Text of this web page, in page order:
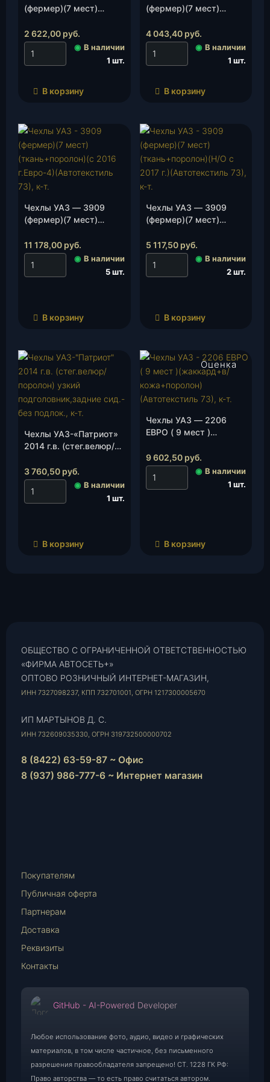
(фермер)(7 мест)
(Автотекстиль 73), к-т.
2 622,00 руб.
◉ В наличии
1 шт.
В корзину
(фермер)(7 мест)
(Автотекстиль 73), к-т.
4 043,40 руб.
◉ В наличии
1 шт.
В корзину
Чехлы УАЗ — 3909
(фермер)(7 мест)
2016 г.Евро-4)
(Автотекстиль 73), к-т.
11 178,00 руб.
◉ В наличии
5 шт.
В корзину
Чехлы УАЗ — 3909
(фермер)(7 мест)
2017 г.)(Автотекстиль
73), к-т.
5 117,50 руб.
◉ В наличии
2 шт.
В корзину
Чехлы УАЗ-«Патриот»
2014 г.в. (стег.велюр/
подголовник,задние
сид.-без подлок., к-т.
3 760,50 руб.
◉ В наличии
1 шт.
В корзину
Чехлы УАЗ — 2206
ЕВРО ( 9 мест )
кожа+поролон)
(Автотекстиль 73), к-т.
Оценка
4.00из 5
9 602,50 руб.
◉ В наличии
1 шт.
В корзину
ОБЩЕСТВО С ОГРАНИЧЕННОЙ ОТВЕТСТВЕННОСТЬЮ
«ФИРМА АВТОСЕТЬ+»
ОПТОВО РОЗНИЧНЫЙ ИНТЕРНЕТ-МАГАЗИН,
ИНН 7327098237, КПП 732701001, ОГРН 1217300005670
ИП МАРТЫНОВ Д. С.
ИНН 732609035330, ОГРН 319732500000702
8 (8422) 63-59-87 ~ Офис
8 (937) 986-777-6 ~ Интернет магазин
Mail
Покупателям
Публичная оферта
Партнерам
Доставка
Реквизиты
Контакты
GitHub - AI-Powered Developer
Любое использование фото, аудио, видео и графических
материалов, в том числе частичное, без письменного
разрешения правообладателя запрещено! СТ. 1228 ГК РФ:
Право авторства — то есть право считаться автором.